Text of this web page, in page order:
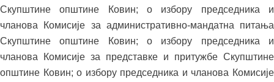
Скупштине општине Ковин; о избору председника и
чланова Комисије за административно-мандатна питања
Скупштине општине Ковин; о избору председника и
чланова Комисије за представке и притужбе Скупштине
општине Ковин; о избору председника и чланова Комисије